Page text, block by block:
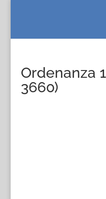
Ordenanza
3660)